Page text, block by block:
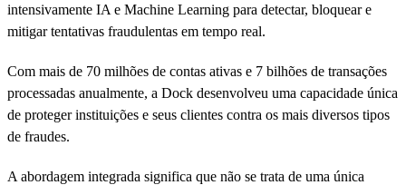
intensivamente IA e Machine Learning para detectar, bloquear e
mitigar tentativas fraudulentas em tempo real.
Com mais de 70 milhões de contas ativas e 7 bilhões de transações
processadas anualmente, a Dock desenvolveu uma capacidade única
de proteger instituições e seus clientes contra os mais diversos tipos
de fraudes.
A abordagem integrada significa que não se trata de uma única